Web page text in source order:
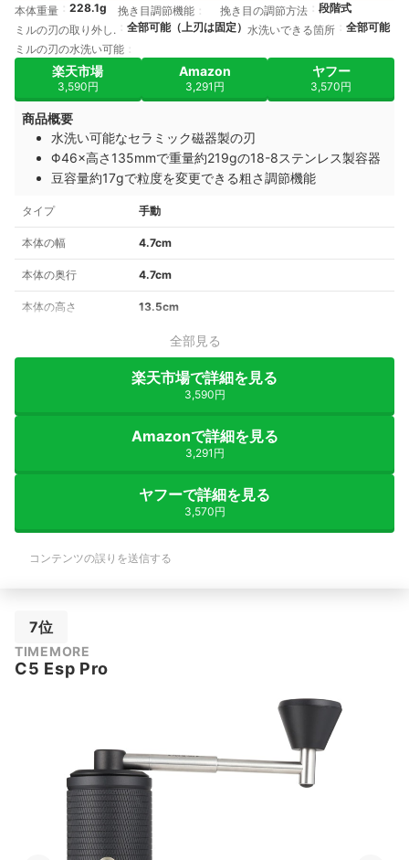
本体重量 228.1g 挽き目調節機能 挽き目の調節方法
段階式
ミルの刃の取り外し.
全部可能（上刃は固定） 水洗いできる箇所
全部可能
ミルの刃の水洗い可能
楽天市場
3,590円
Amazon
3,291円
ヤフー
3,570円
商品概要
水洗い可能なセラミック磁器製の刃
Φ46×高さ135mmで重量約219gの18-8ステンレス製容器
豆容量約17gで粒度を変更できる粗さ調節機能
タイプ 手動
本体の幅 4.7cm
本体の奥行 4.7cm
本体の高さ 13.5cm
全部見る
楽天市場で詳細を見る
3,590円
Amazonで詳細を見る
3,291円
ヤフーで詳細を見る
3,570円
コンテンツの誤りを送信する
7位
TIMEMORE
C5 Esp Pro